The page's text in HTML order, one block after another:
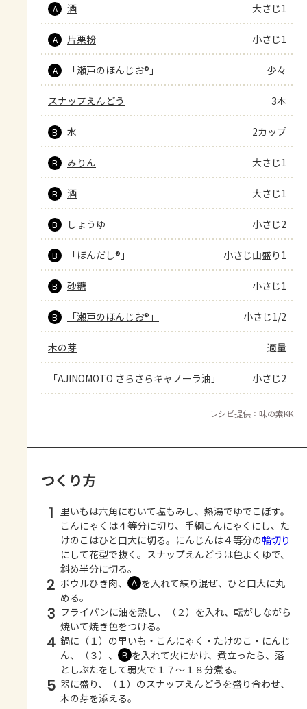
A 酒 大さじ1
A 片栗粉 小さじ1
A 「瀬戸のほんじお®」 少々
スナップえんどう 3本
B 水 2カップ
B みりん 大さじ1
B 酒 大さじ1
B しょうゆ 小さじ2
B 「ほんだし®」 小さじ山盛り1
B 砂糖 小さじ1
B 「瀬戸のほんじお®」 小さじ1/2
木の芽 適量
「AJINOMOTO さらさらキャノーラ油」 小さじ2
レシピ提供：味の素KK
つくり方
1 里いもは六角にむいて塩もみし、熱湯でゆでこぼす。
こんにゃくは４等分に切り、手綱こんにゃくにし、た
けのこはひと口大に切る。にんじんは４等分の輪切り
にして花型で抜く。スナップえんどうは色よくゆで、
斜め半分に切る。
2 ボウルひき肉、 Ａ を入れて練り混ぜ、ひと口大に丸
める。
3 フライパンに油を熱し、（２）を入れ、転がしながら
焼いて焼き色をつける。
4 鍋に（１）の里いも・こんにゃく・たけのこ・にんじ
ん、（３）、
Ｂ を入れて火にかけ、煮立ったら、落
としぶたをして弱火で１７～１８分煮る。
5 器に盛り、（１）のスナップえんどうを盛り合わせ、
木の芽を添える。